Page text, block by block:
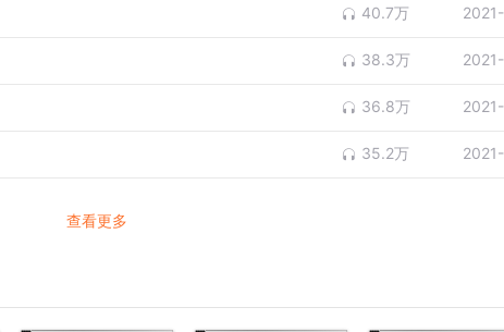
40.7万
38.3万
36.8万
35.2万
查看更多